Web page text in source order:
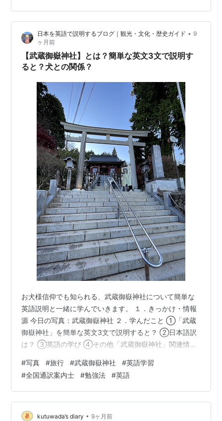
図 大鳥居 随神門 階段 銅鳥居 拝殿 本殿 常盤堅磐社 皇御
孫命社 神明社 大口真神社 奥宮遥拝所 このブログのイチ
オシ記事 御朱印以外のブログはこちらから 全国のうどん
を制覇したい！ 世界の蒸留酒を制覇したい！ 「我が道」
を究め…
日本を英語で説明するブログ｜観光・文化・歴史ガイド • 9
ヶ月前
【武蔵御嶽神社】とは？簡単な英文3文で説明す
ると？犬との関係？
お犬様信仰でも知られる、武蔵御嶽神社について簡単な
英語説明と一緒に学んでいきます。 １．きっかけ・情報
源 今日の写真：武蔵御嶽神社 ２．学んだこと ①「武蔵
御嶽神社」を簡単な英文3文で説明すると？ ②日本語訳
は？ ③英語の学び ④その他「武蔵御嶽神社」関連情報
全国通訳案内士試験問題 ５．ブログ内リンク（トップペ
ージ含む） １．きっかけ・情報源 今年は、手元にある写
真や本からも日本を英語と一緒に学んでいきます。 今回
の写真は、武蔵御嶽神社。 東京都青梅市の御岳山の頂上
にあります。 今日は、武蔵御嶽神社を英語で学びます。
#写真 #旅行 #武蔵御嶽神社 #英語学習
#全国通訳案内士 #勉強法 #英語
kutuwada’s diary • 9ヶ月前